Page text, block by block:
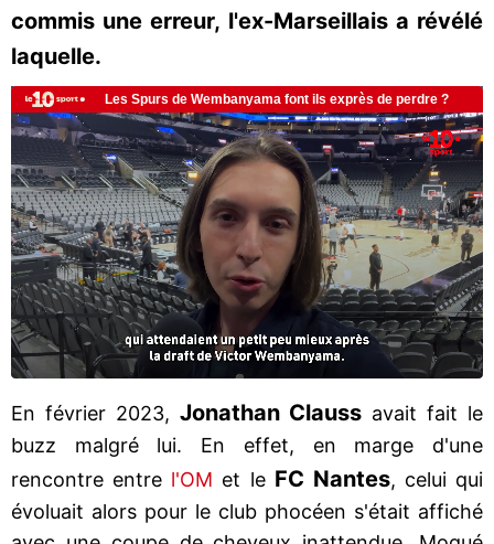
commis une erreur, l'ex-Marseillais a révélé
laquelle.
En février 2023, Jonathan Clauss avait fait le
buzz malgré lui. En effet, en marge d'une
rencontre entre l'OM et le FC Nantes, celui qui
évoluait alors pour le club phocéen s'était affiché